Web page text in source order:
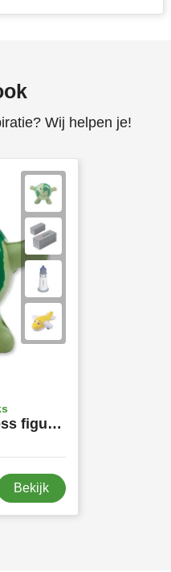
Wij helpen je!
Custom-made antistress figuur of stressbal in eigen ontwerp
Bekijk